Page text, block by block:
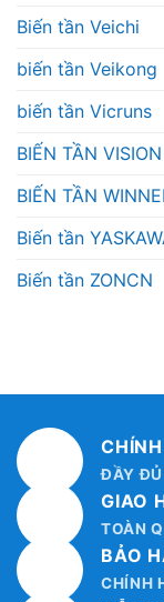
Biến tần Veichi
biến tần Veikong
biến tần Vicruns
BIẾN TẦN VISION
BIẾN TẦN
Biến tần
Biến tần ZONCN
ĐẦY ĐỦ
GIAO
TOÀN
BẢO
CHÍNH